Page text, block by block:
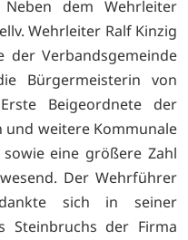
dem Wehrleiter
Wehrleiter Ralf Kinzig
der Verbandsgemeinde
Bürgermeisterin von
Beigeordnete der
und weitere Kommunale
eine größere Zahl
Der Wehrführer
sich in seiner
Steinbruchs der Firma